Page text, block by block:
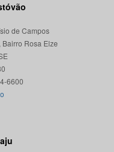
de Campos
Rosa Elze